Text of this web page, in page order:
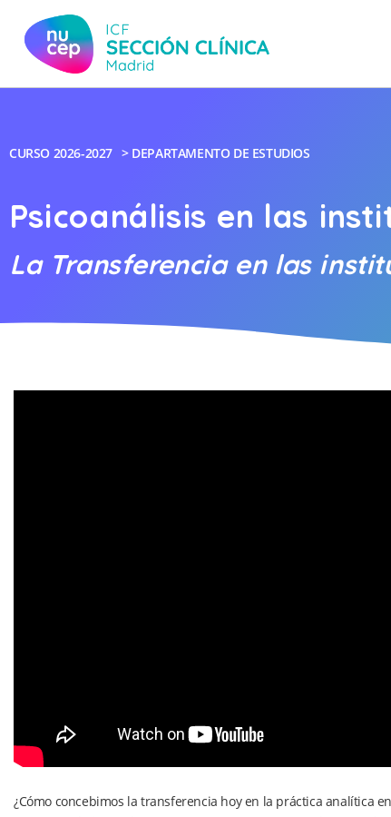
CURSO 2026-2027 > DEPARTAMENTO DE ESTUDIOS
Psicoanálisis en las
La Transferencia en las
¿Cómo concebimos la transferencia hoy en la práctica analítica